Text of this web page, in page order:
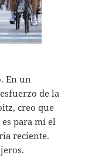
En un
de la
creo que
para mí el
reciente.